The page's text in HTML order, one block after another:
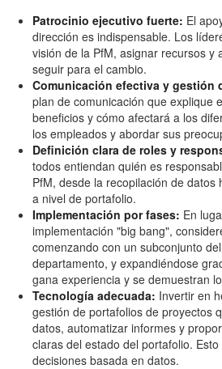
Patrocinio ejecutivo fuerte: El
dirección es indispensable. Los
visión de la PfM, asignar recursos y
seguir para el cambio.
Comunicación efectiva y gestión
plan de comunicación que explique
beneficios y cómo afectará a los
los empleados y abordar sus
Definición clara de roles y
todos entiendan quién es
PfM, desde la recopilación de
a nivel de portafolio.
Implementación por fases: En
implementación "big bang",
comenzando con un subconjunto
departamento, y expandiéndose
gana experiencia y se demuestran
Tecnología adecuada: Invertir en
gestión de portafolios de proyectos
datos, automatizar informes y
claras del estado del portafolio.
decisiones basada en datos.